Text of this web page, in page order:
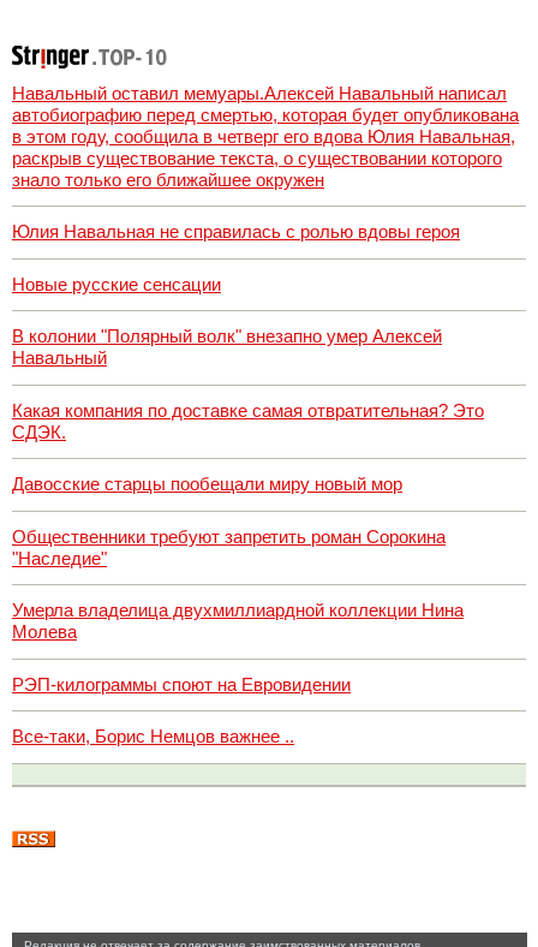
автомобиля
Навальный оставил мемуары.Алексей Навальный написал
автобиографию перед смертью, которая будет опубликована
в этом году, сообщила в четверг его вдова Юлия Навальная,
раскрыв существование текста, о существовании которого
знало только его ближайшее окружен
Юлия Навальная не справилась с ролью вдовы героя
Новые русские сенсации
В колонии "Полярный волк" внезапно умер Алексей
Навальный
Какая компания по доставке самая отвратительная? Это
СДЭК.
Давосские старцы пообещали миру новый мор
Общественники требуют запретить роман Сорокина
"Наследие"
Умерла владелица двухмиллиардной коллекции Нина
Молева
РЭП-килограммы споют на Евровидении
Все-таки, Борис Немцов важнее ..